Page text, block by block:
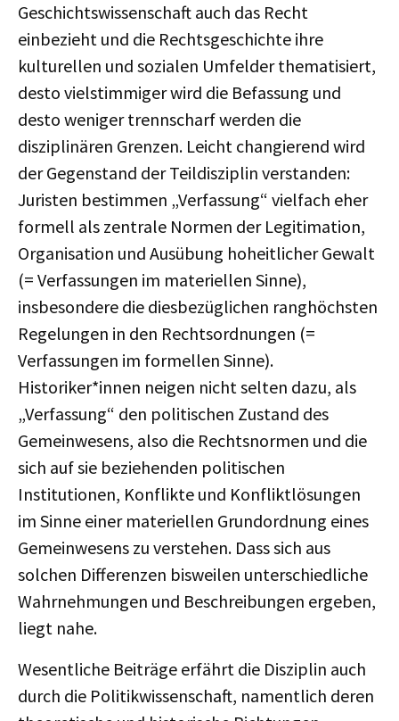
Geschichtswissenschaft auch das Recht
einbezieht und die Rechtsgeschichte ihre
kulturellen und sozialen Umfelder thematisiert,
desto vielstimmiger wird die Befassung und
desto weniger trennscharf werden die
disziplinären Grenzen. Leicht changierend wird
der Gegenstand der Teildisziplin verstanden:
Juristen bestimmen „Verfassung“ vielfach eher
formell als zentrale Normen der Legitimation,
Organisation und Ausübung hoheitlicher Gewalt
(= Verfassungen im materiellen Sinne),
insbesondere die diesbezüglichen ranghöchsten
Regelungen in den Rechtsordnungen (=
Verfassungen im formellen Sinne).
Historiker*innen neigen nicht selten dazu, als
„Verfassung“ den politischen Zustand des
Gemeinwesens, also die Rechtsnormen und die
sich auf sie beziehenden politischen
Institutionen, Konflikte und Konfliktlösungen
im Sinne einer materiellen Grundordnung eines
Gemeinwesens zu verstehen. Dass sich aus
solchen Differenzen bisweilen unterschiedliche
Wahrnehmungen und Beschreibungen ergeben,
liegt nahe.
Wesentliche Beiträge erfährt die Disziplin auch
durch die Politikwissenschaft, namentlich deren